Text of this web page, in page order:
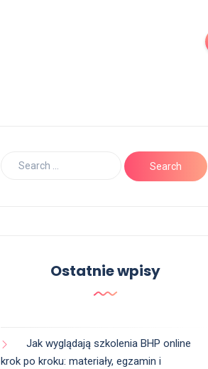
Ostatnie wpisy
Jak wyglądają szkolenia BHP online
krok po kroku: materiały, egzamin i